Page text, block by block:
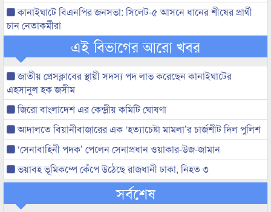
কানাইঘাটে বিএনপির জনসভা: সিলেট-৫ আসনে ধানের শীষের প্রার্থী
চান নেতাকর্মীরা
এই বিভাগের আরো খবর
জাতীয় প্রেসক্লাবের স্থায়ী সদস্য পদ লাভ করেছেন কানাইঘাটের
এহসানুল হক জসীম
জিরো বাংলাদেশ এর কেন্দ্রীয় কমিটি ঘোষণা
আদালতে বিয়ানীবাজারের এক ‘হত্যাচেষ্টা মামলা’র চার্জশীট দিল পুলিশ
‘সেনাবাহিনী পদক’ পেলেন সেনাপ্রধান ওয়াকার-উজ-জামান
ভয়াবহ ভূমিকম্পে কেঁপে উঠেছে রাজধানী ঢাকা, নিহত ৩
সর্বশেষ